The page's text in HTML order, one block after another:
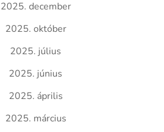
2025. december
2025. október
2025. július
2025. június
2025. április
2025. március